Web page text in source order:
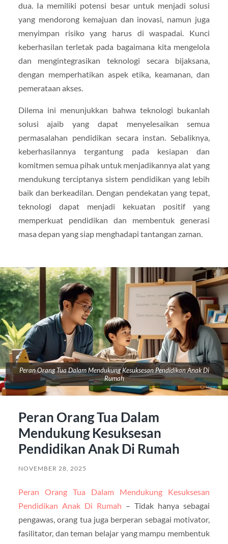
dua. Ia memiliki potensi besar untuk menjadi solusi
yang mendorong kemajuan dan inovasi, namun juga
menyimpan risiko yang harus di waspadai. Kunci
keberhasilan terletak pada bagaimana kita mengelola
dan mengintegrasikan teknologi secara bijaksana,
dengan memperhatikan aspek etika, keamanan, dan
pemerataan akses.
Dilema ini menunjukkan bahwa teknologi bukanlah
solusi ajaib yang dapat menyelesaikan semua
permasalahan pendidikan secara instan. Sebaliknya,
keberhasilannya tergantung pada kesiapan dan
komitmen semua pihak untuk menjadikannya alat yang
mendukung terciptanya sistem pendidikan yang lebih
baik dan berkeadilan. Dengan pendekatan yang tepat,
teknologi dapat menjadi kekuatan positif yang
memperkuat pendidikan dan membentuk generasi
masa depan yang siap menghadapi tantangan zaman.
Peran Orang Tua Dalam Mendukung Kesuksesan Pendidikan Anak Di
Rumah
Peran Orang Tua Dalam
Mendukung Kesuksesan
Pendidikan Anak Di Rumah
NOVEMBER 28, 2025
Peran Orang Tua Dalam Mendukung Kesuksesan
Pendidikan Anak Di Rumah – Tidak hanya sebagai
pengawas, orang tua juga berperan sebagai motivator,
fasilitator, dan teman belajar yang mampu membentuk